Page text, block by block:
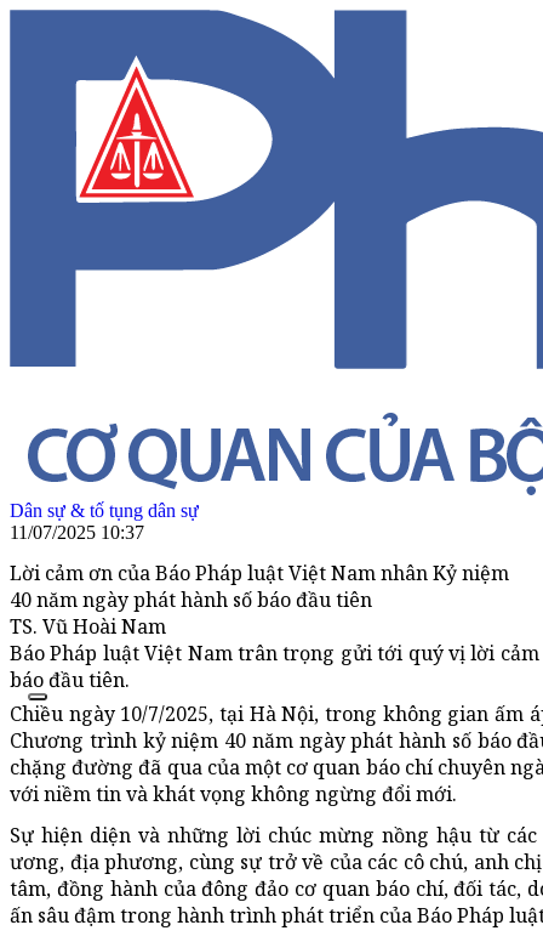
Dân sự & tố tụng dân sự
11/07/2025 10:37
Lời cảm ơn của Báo Pháp luật Việt Nam nhân Kỷ niệm
40 năm ngày phát hành số báo đầu tiên
TS. Vũ Hoài Nam
Báo Pháp luật Việt Nam trân trọng gửi tới quý vị lời
báo đầu tiên.
Chiều ngày 10/7/2025, tại Hà Nội, trong không gian ấm
Chương trình kỷ niệm 40 năm ngày phát hành số báo
chặng đường đã qua của một cơ quan báo chí chuyên
với niềm tin và khát vọng không ngừng đổi mới.
Sự hiện diện và những lời chúc mừng nồng hậu từ
ương, địa phương, cùng sự trở về của các cô chú, anh
tâm, đồng hành của đông đảo cơ quan báo chí, đối
ấn sâu đậm trong hành trình phát triển của Báo Pháp